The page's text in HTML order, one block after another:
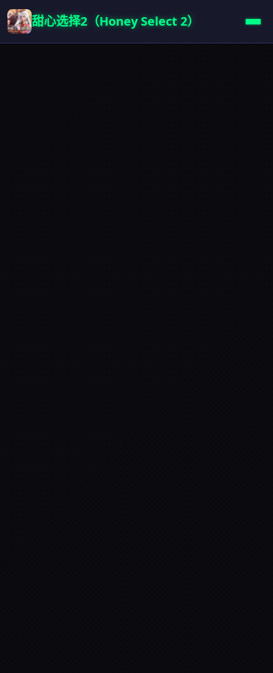
甜心选择2（Honey Select 2）